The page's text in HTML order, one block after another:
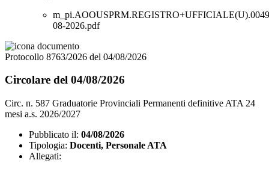
08-2026.pdf
Protocollo 8763/2026 del 04/08/2026
Circolare del 04/08/2026
Circ. n. 587 Graduatorie Provinciali Permanenti definitive ATA 24
mesi a.s. 2026/2027
Pubblicato il: 04/08/2026
Tipologia: Docenti, Personale ATA
Allegati: